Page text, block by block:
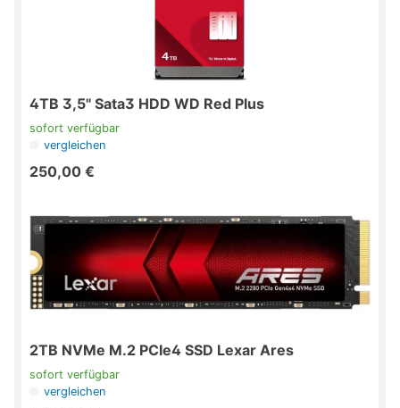
4TB 3,5" Sata3 HDD WD Red Plus
sofort verfügbar
vergleichen
250,00 €
2TB NVMe M.2 PCIe4 SSD Lexar Ares
sofort verfügbar
vergleichen